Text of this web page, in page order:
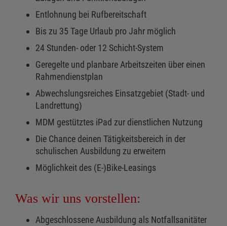
Entlohnung bei Rufbereitschaft
Bis zu 35 Tage Urlaub pro Jahr möglich
24 Stunden- oder 12 Schicht-System
Geregelte und planbare Arbeitszeiten über einen
Rahmendienstplan
Abwechslungsreiches Einsatzgebiet (Stadt- und
Landrettung)
MDM gestütztes iPad zur dienstlichen Nutzung
Die Chance deinen Tätigkeitsbereich in der
schulischen Ausbildung zu erweitern
Möglichkeit des (E-)Bike-Leasings
Was wir uns vorstellen:
Abgeschlossene Ausbildung als Notfallsanitäter